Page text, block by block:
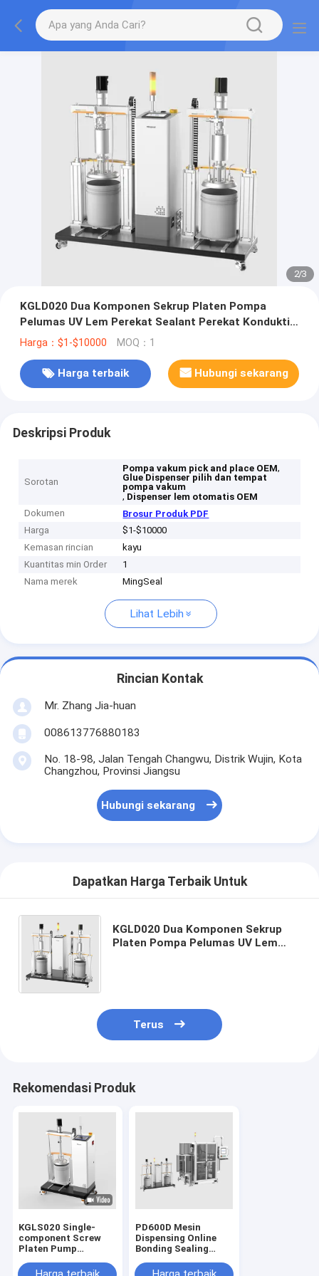
2/3
KGLD020 Dua Komponen Sekrup Platen Pompa
Pelumas UV Lem Perekat Sealant Perekat Konduktif
Panas Perekat Struktural
Harga：$1-$10000 MOQ：1
Harga terbaik Hubungi sekarang
Deskripsi Produk
Sorotan
Pompa vakum pick and place OEM,
Glue Dispenser pilih dan tempat
pompa vakum
, Dispenser lem otomatis OEM
Dokumen
Brosur Produk PDF
Harga
$1-$10000
Kemasan rincian
kayu
Kuantitas min Order
1
Nama merek
MingSeal
Lihat Lebih
Rincian Kontak
Mr. Zhang Jia-huan
008613776880183
No. 18-98, Jalan Tengah Changwu, Distrik Wujin, Kota
Changzhou, Provinsi Jiangsu
Hubungi sekarang
Dapatkan Harga Terbaik Untuk
KGLD020 Dua Komponen Sekrup
Platen Pompa Pelumas UV Lem
Terus
Rekomendasi Produk
KGLS020 Single-
component Screw
Platen Pump
Adhesives Sealant
PD600D Mesin
Dispensing Online
Bonding Sealing
Drive EDU/ECU DCDC